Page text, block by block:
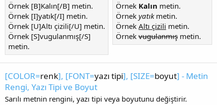
Örnek [B]Kalın[/B] metin.
Örnek [I]yatık[/I] metin.
Örnek [U]Altı çizili[/U] metin.
Örnek [S]vugulanmış[/S]
metin.
Örnek Kalın metin.
Örnek yatıkmetin.
Örnek Altı çizili metin.
Örnek vugulanmış metin.
[COLOR=renk], [FONT=yazı tipi], [SIZE=boyut] - Metin
Rengi, Yazı Tipi ve Boyut
Sarılı metnin rengini, yazı tipi veya boyutunu değiştirir.